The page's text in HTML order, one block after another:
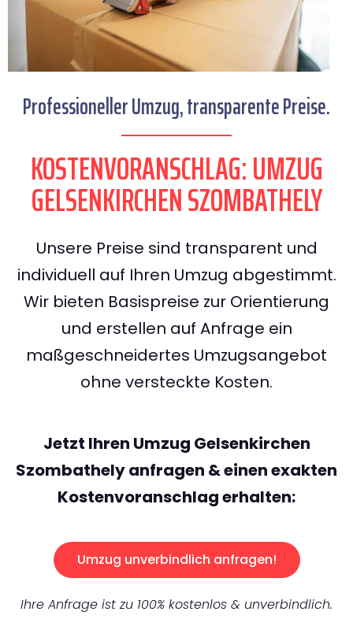
Professioneller Umzug, transparente Preise.
KOSTENVORANSCHLAG: UMZUG
GELSENKIRCHEN SZOMBATHELY
Unsere Preise sind transparent und
individuell auf Ihren Umzug abgestimmt.
Wir bieten Basispreise zur Orientierung
und erstellen auf Anfrage ein
maßgeschneidertes Umzugsangebot
ohne versteckte Kosten.
Jetzt Ihren Umzug Gelsenkirchen
Szombathely anfragen & einen exakten
Kostenvoranschlag erhalten:
Umzug unverbindlich anfragen!
Ihre Anfrage ist zu 100% kostenlos & unverbindlich.